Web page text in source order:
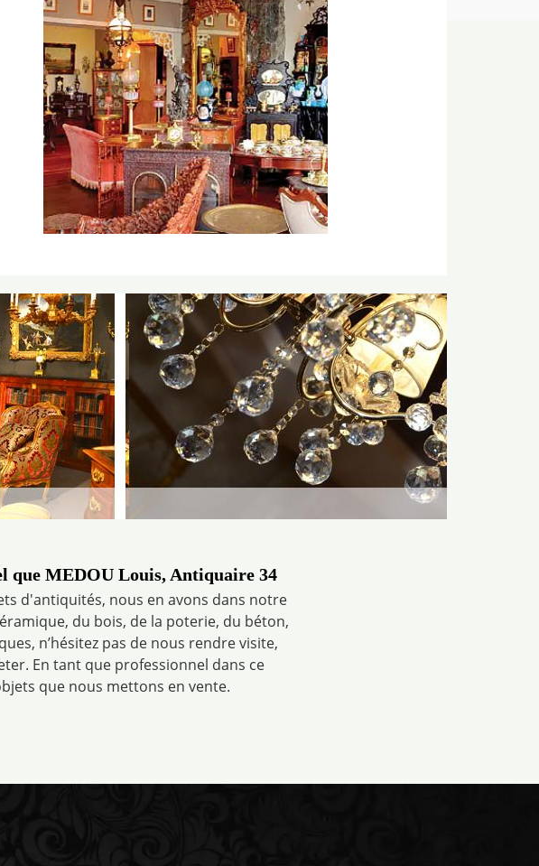
que MEDOU Louis, Antiquaire 34
d'antiquités, nous en avons dans notre
du bois, de la poterie, du béton,
n’hésitez pas de nous rendre visite,
En tant que professionnel dans ce
que nous mettons en vente.